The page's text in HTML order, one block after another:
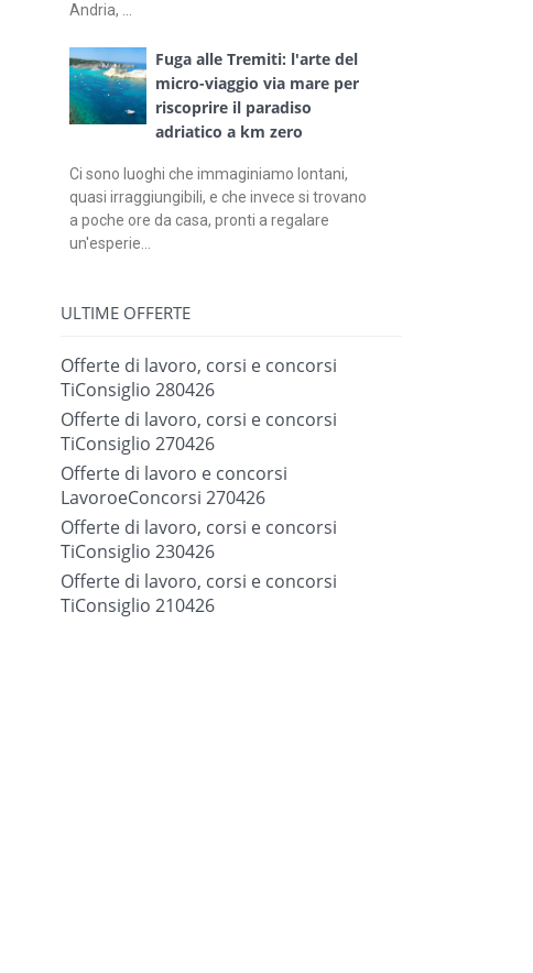
Andria, ...
Fuga alle Tremiti: l'arte del
micro-viaggio via mare per
riscoprire il paradiso
adriatico a km zero
Ci sono luoghi che immaginiamo lontani,
quasi irraggiungibili, e che invece si trovano
a poche ore da casa, pronti a regalare
un'esperie...
ULTIME OFFERTE
Offerte di lavoro, corsi e concorsi
TiConsiglio 280426
Offerte di lavoro, corsi e concorsi
TiConsiglio 270426
Offerte di lavoro e concorsi
LavoroeConcorsi 270426
Offerte di lavoro, corsi e concorsi
TiConsiglio 230426
Offerte di lavoro, corsi e concorsi
TiConsiglio 210426